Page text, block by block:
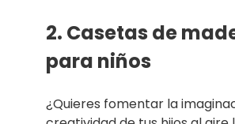
2. Casetas de
para niños
¿Quieres fomentar la